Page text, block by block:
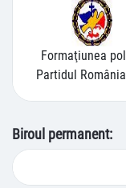
Formaţiunea
Partidul
Biroul permanent: